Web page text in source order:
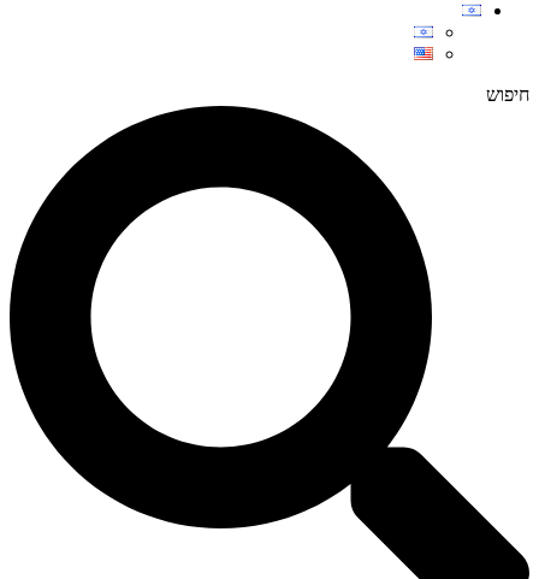
חיפוש